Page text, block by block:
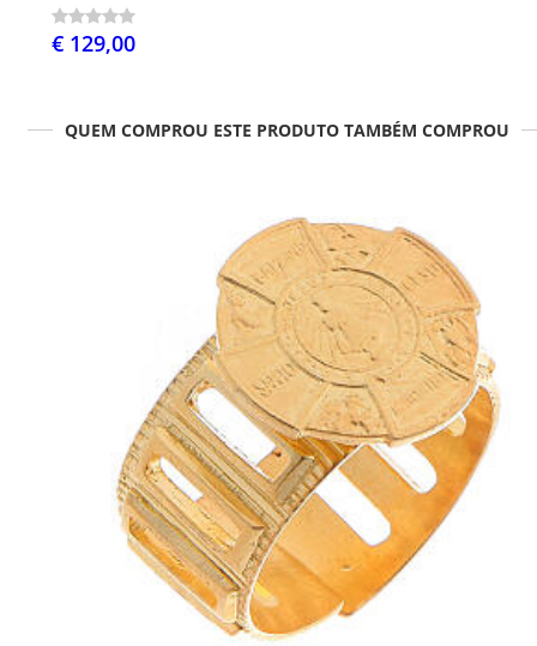
€ 129,00
QUEM COMPROU ESTE PRODUTO TAMBÉM COMPROU